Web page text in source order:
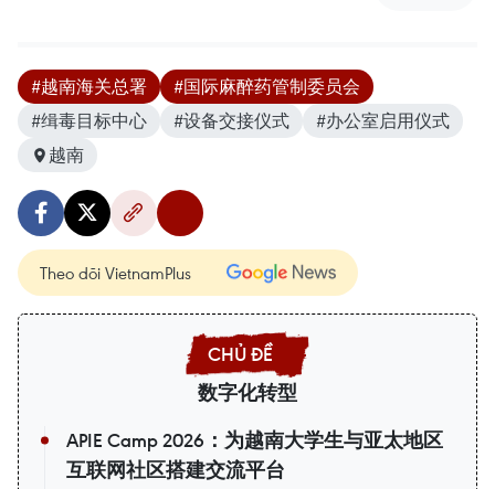
#越南海关总署
#国际麻醉药管制委员会
#缉毒目标中心
#设备交接仪式
#办公室启用仪式
越南
Theo dõi VietnamPlus
数字化转型
APIE Camp 2026：为越南大学生与亚太地区
互联网社区搭建交流平台